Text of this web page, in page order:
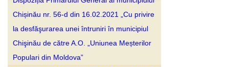
Chișinău nr. 56-d din 16.02.2021 „Cu privire
la desfăşurarea unei întruniri în municipiul
Chişinău de către A.O. „Uniunea Meșterilor
Populari din Moldova”